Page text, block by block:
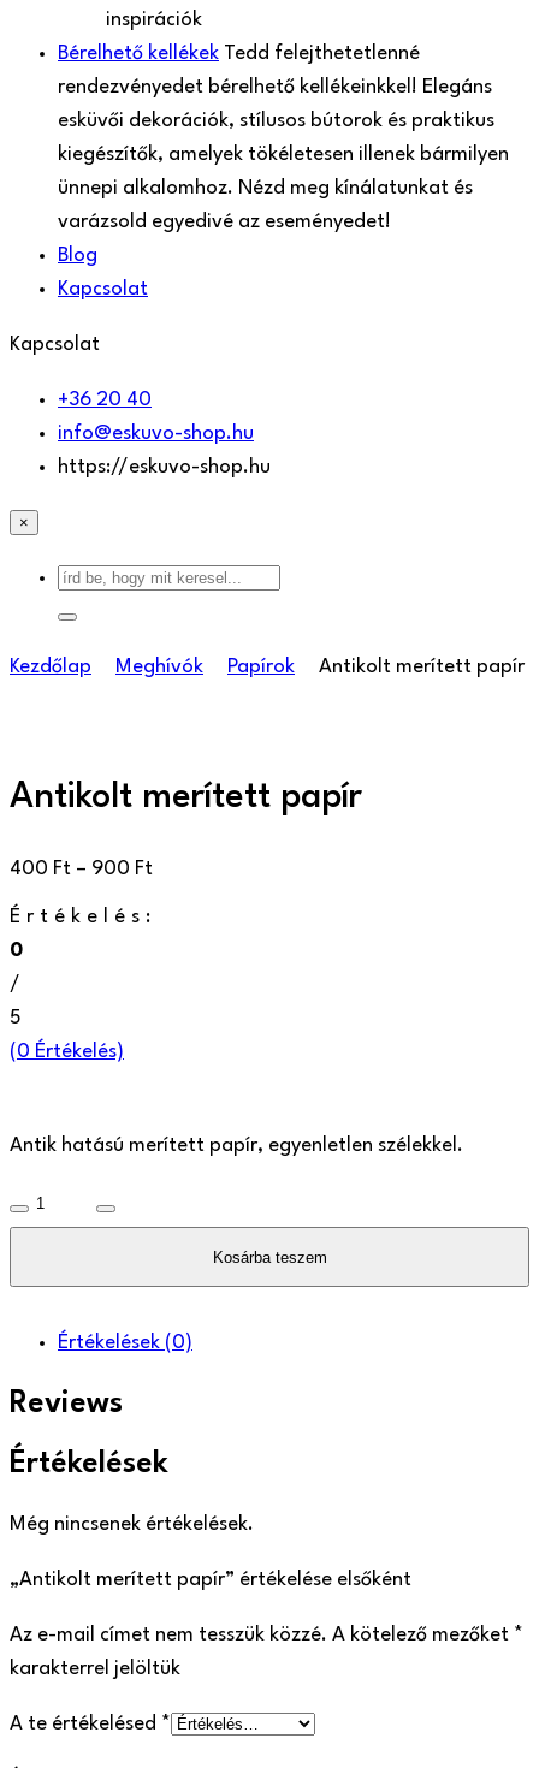
inspirációk
Bérelhető kellékek Tedd felejthetetlenné
rendezvényedet bérelhető kellékeinkkel! Elegáns
esküvői dekorációk, stílusos bútorok és praktikus
kiegészítők, amelyek tökéletesen illenek bármilyen
ünnepi alkalomhoz. Nézd meg kínálatunkat és
varázsold egyedivé az eseményedet!
Blog
Kapcsolat
Kapcsolat
+36 20 40
info@eskuvo-shop.hu
https://eskuvo-shop.hu
×
Kezdőlap Meghívók Papírok Antikolt merített papír
Antikolt merített papír
400 Ft – 900 Ft
Értékelés:
0
/
5
(0 Értékelés)
Antik hatású merített papír, egyenletlen szélekkel.
Antikolt
Kosárba teszem
Értékelések (0)
Reviews
Értékelések
Még nincsenek értékelések.
„Antikolt merített papír” értékelése elsőként
Az e-mail címet nem tesszük közzé. A kötelező mezőket *
karakterrel jelöltük
A te értékelésed *